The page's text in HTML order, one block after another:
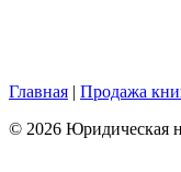
Главная | Продажа
© 2026 Юридическая